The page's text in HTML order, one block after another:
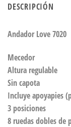
DESCRIPCIÓN
Andador Love 7020
Mecedor
Altura regulable
Sin capota
Incluye apoyapies
3 posiciones
8 ruedas dobles de